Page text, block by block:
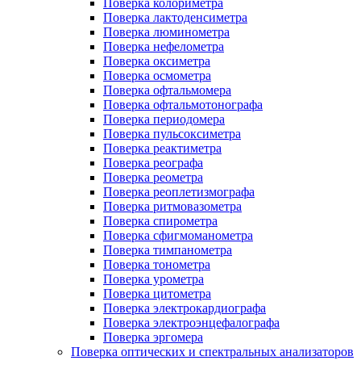
Поверка колориметра
Поверка лактоденсиметра
Поверка люминометра
Поверка нефелометра
Поверка оксиметра
Поверка осмометра
Поверка офтальмомера
Поверка офтальмотонографа
Поверка периодомера
Поверка пульсоксиметра
Поверка реактиметра
Поверка реографа
Поверка реометра
Поверка реоплетизмографа
Поверка ритмовазометра
Поверка спирометра
Поверка сфигмоманометра
Поверка тимпанометра
Поверка тонометра
Поверка урометра
Поверка цитометра
Поверка электрокардиографа
Поверка электроэнцефалографа
Поверка эргомера
Поверка оптических и спектральных анализаторов